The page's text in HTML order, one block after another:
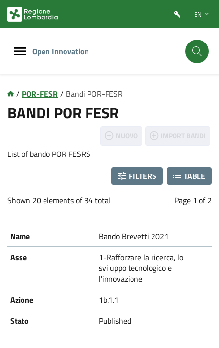
contenuto
footer
EN
Open Innovation
/ POR-FESR / Bandi POR-FESR
P
r
e
s
r
B
n
d
o
BANDI POR FESR
NUOVO IMPORT BANDI
List of bando POR FESRS
FILTERS
TABLE
Shown 20 elements of 34 total Page 1 of 2
Bando Brevetti 2021
1-Rafforzare la ricerca, lo
sviluppo tecnologico e
l'innovazione
1b.1.1
Published